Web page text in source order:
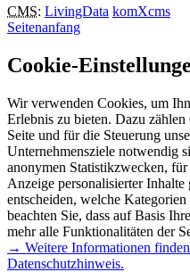
CMS: LivingData komXcms
Seitenanfang
Cookie-
Wir verwenden Cookies, um
Erlebnis zu bieten. Dazu
Seite und für die Steuerung
Unternehmensziele notwendig
anonymen Statistikzwecken,
Anzeige personalisierter
entscheiden, welche
beachten Sie, dass auf Basis
mehr alle Funktionalitäten der
→ Weitere Informationen
Datenschutzhinweis.